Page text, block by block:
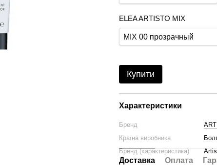
ELEA ARTISTO MIX
MIX 00 прозрачный
Купити
Характеристики
Бренд
Країна виробника
Бренд (характеристика)
Доставка Оплата